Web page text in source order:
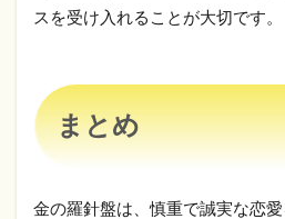
スを受け入れることが大切です。
まとめ
金の羅針盤は、慎重で誠実な恋